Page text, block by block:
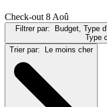
Check-out 8 Aoû
Filtrer par: Budget, Type
Type
Trier par: Le moins cher